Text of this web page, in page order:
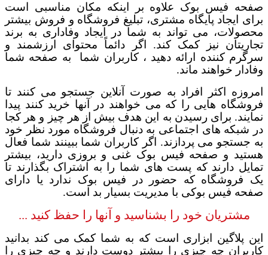
صفحه فیس بوک علاوه بر اینکه مکان مناسبی است
برای ایجاد پایگاه مشتری، تبلیغ فروشگاه و فروش بیشتر
محصولات، می تواند به شما در ایجاد وفاداری به برند
تجاریتان نیز کمک کند.
اگر دائماً محتوای ارزشمند و
سرگرم کننده ارائه دهید ، کاربران شما
به صفحه شما
وفادار خواهند ماند.
امروزه اکثر افراد به صورت آنلاین جستجو می کنند تا
فروشگاه هایی را که می خواهند در آنها خرید کنند پیدا
نمایند. برای رسیدن به این هدف بیش از هر چیز و هر کجا
در شبکه های اجتماعی به دنبال فروشگاه مورد نظر خود
به جستجو می پردازند. اگر کاربران شما ببینند شما فعال
هستید و صفحه فیس بوک غنی و بروزی دارید، بیشتر
تمایل دارند که پست های شما را به اشتراک بگذارند تا
یک فروشگاه که حضور در فیس بوک ندارد یا دارای
صفحه فیس بوکی با مدیریت بسیار بد است.
مشتریان خود را بشناسید و آنها را حفظ کنید ...
این پلاگین ابزاری است که به شما کمک می کند بدانید
کاربران چه چیزی را بیشتر دوست دارند و چه چیزی را